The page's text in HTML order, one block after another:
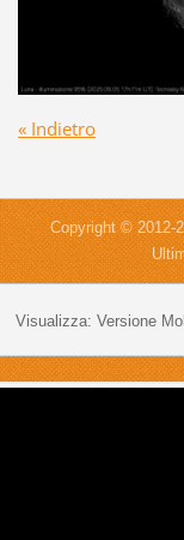
« Indietro
Copyright © 2012-
Visualizza: Versione